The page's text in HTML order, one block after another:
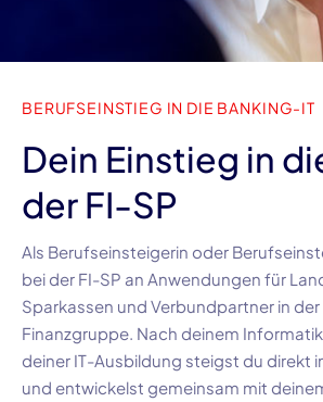
BERUFSEINSTIEG IN DIE BANKING-IT
Dein Einstieg in
der FI-SP
Als Berufseinsteigerin oder
bei der FI-SP an Anwendungen für
Sparkassen und Verbundpartner in
Finanzgruppe. Nach deinem
deiner IT-Ausbildung steigst du direkt
und entwickelst gemeinsam mit